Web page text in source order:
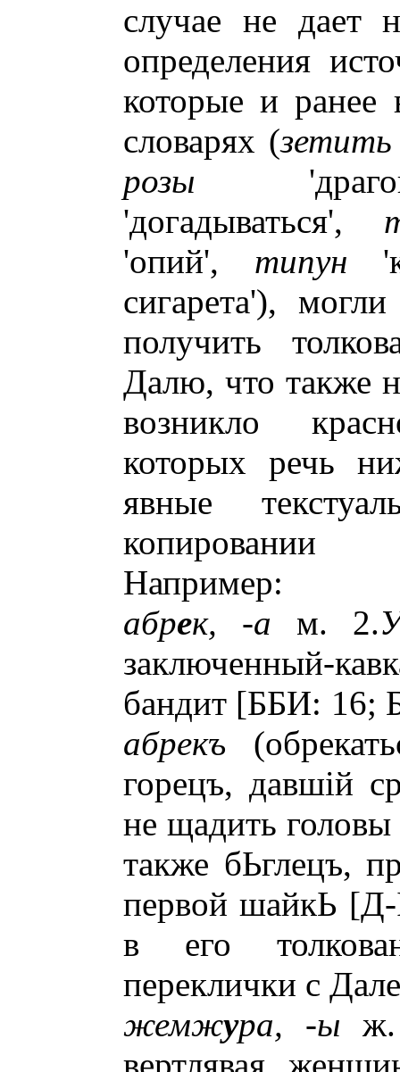
случае не дает
определения
которые и ранее
словарях (зетить
розы
'догадываться',
'опий', типун
сигарета'),
получить
Далю, что также
возникло
которых речь
явные
копировании
Например:
абрек, -а м. 2.
заключенный-
бандит [ББИ:
абрекъ
горецъ, давшiй
не щадить головы
также бЬглецъ,
первой шайкЬ [Д-
в его
переклички с
жемжура, -ы